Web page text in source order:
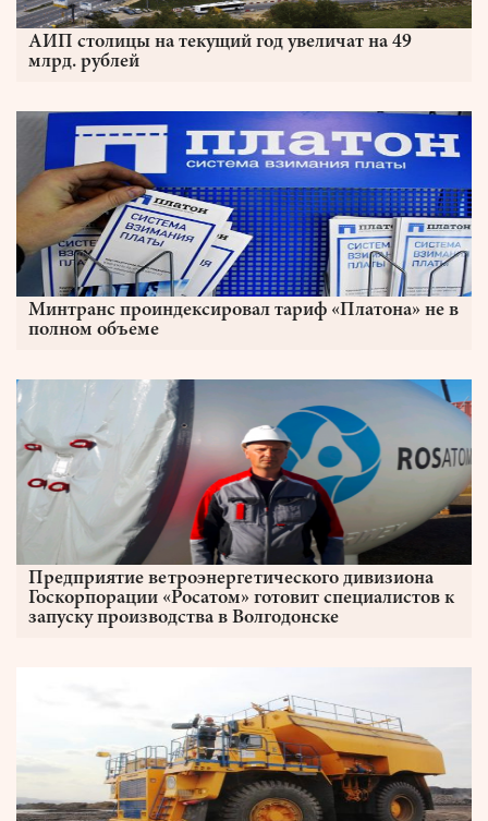
АИП столицы на текущий год увеличат на 49
млрд. рублей
Минтранс проиндексировал тариф «Платона» не в
полном объеме
Предприятие ветроэнергетического дивизиона
Госкорпорации «Росатом» готовит специалистов к
запуску производства в Волгодонске